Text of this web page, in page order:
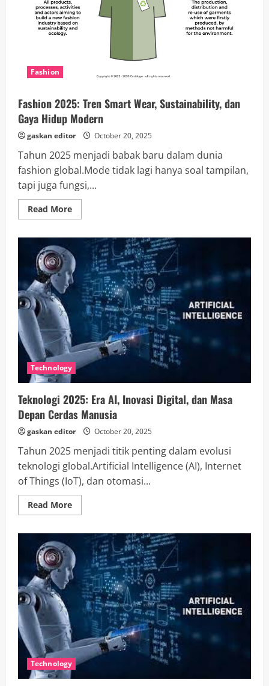
dan
Dominasi
Lokal
Fashion
Fashion 2025: Tren Smart Wear, Sustainability, dan
Gaya Hidup Modern
gaskan editor October 20, 2025
Tahun 2025 menjadi babak baru dalam dunia
fashion global.Mode tidak lagi hanya soal tampilan,
tapi juga fungsi,...
Read MoreRead
more
2025:
Tren
Smart
Wear,
Sustainability,
dan
Gaya
Hidup
Modern
Technology
Teknologi 2025: Era AI, Inovasi Digital, dan Masa
Depan Cerdas Manusia
gaskan editor October 20, 2025
Tahun 2025 menjadi titik penting dalam evolusi
teknologi global.Artificial Intelligence (AI), Internet
of Things (IoT), dan otomasi...
Read MoreRead
more
2025:
Era
AI,
Inovasi
Digital,
dan
Masa
Depan
Cerdas
Manusia
Technology